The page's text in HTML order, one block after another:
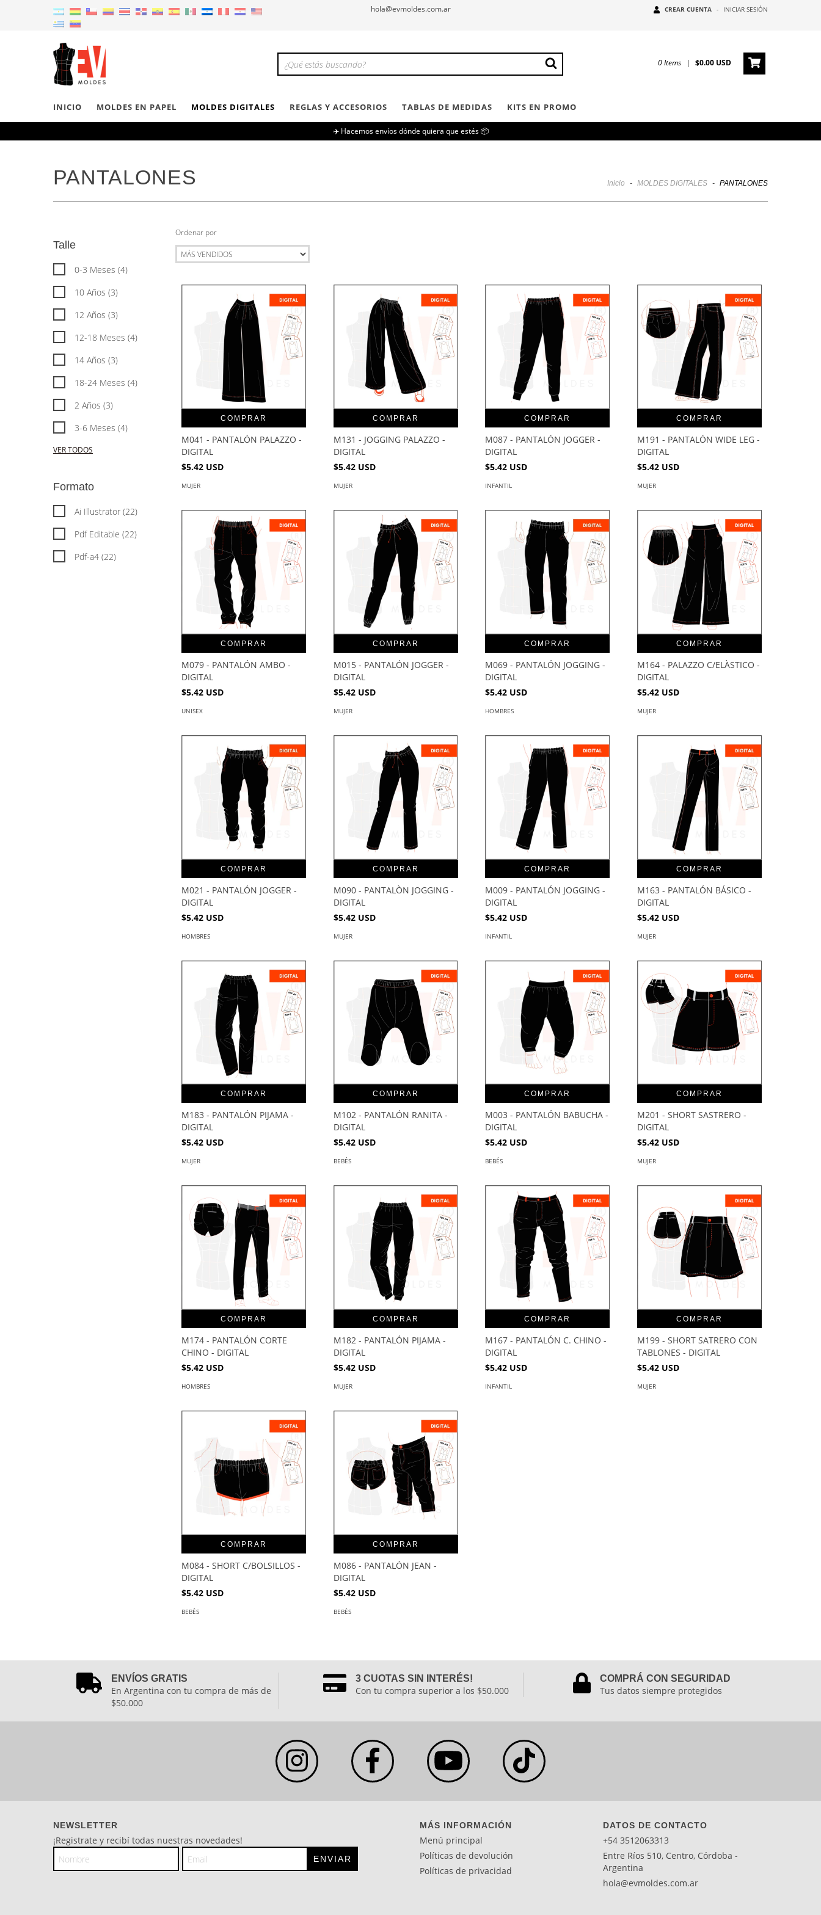
hola@evmoldes.com.ar CREAR CUENTA - INICIAR SESIÓN
0Items | $0.00 USD
INICIO MOLDES EN PAPEL MOLDES DIGITALES REGLAS Y ACCESORIOS TABLAS DE MEDIDAS KITS EN PROMO
✈️ Hacemos envíos dónde quiera que estés 📦
PANTALONES Inicio - MOLDES DIGITALES - PANTALONES
Talle
0-3 Meses (4)
10 Años (3)
12 Años (3)
12-18 Meses (4)
14 Años (3)
18-24 Meses (4)
2 Años (3)
3-6 Meses (4)
VER TODOS
Formato
Ai Illustrator (22)
Pdf Editable (22)
Pdf-a4 (22)
Ordenar por
COMPRAR
M041 - PANTALÓN PALAZZO -
DIGITAL
$5.42 USD
MUJER
COMPRAR
M131 - JOGGING PALAZZO -
DIGITAL
$5.42 USD
MUJER
COMPRAR
M087 - PANTALÓN JOGGER -
DIGITAL
$5.42 USD
INFANTIL
COMPRAR
M191 - PANTALÓN WIDE LEG -
DIGITAL
$5.42 USD
MUJER
COMPRAR
M079 - PANTALÓN AMBO -
DIGITAL
$5.42 USD
UNISEX
COMPRAR
M015 - PANTALÓN JOGGER -
DIGITAL
$5.42 USD
MUJER
COMPRAR
M069 - PANTALÓN JOGGING -
DIGITAL
$5.42 USD
HOMBRES
COMPRAR
M164 - PALAZZO C/ELÀSTICO -
DIGITAL
$5.42 USD
MUJER
COMPRAR
M021 - PANTALÓN JOGGER -
DIGITAL
$5.42 USD
HOMBRES
COMPRAR
M090 - PANTALÒN JOGGING -
DIGITAL
$5.42 USD
MUJER
COMPRAR
M009 - PANTALÓN JOGGING -
DIGITAL
$5.42 USD
INFANTIL
COMPRAR
M163 - PANTALÓN BÁSICO -
DIGITAL
$5.42 USD
MUJER
COMPRAR
M183 - PANTALÓN PIJAMA -
DIGITAL
$5.42 USD
MUJER
COMPRAR
M102 - PANTALÓN RANITA -
DIGITAL
$5.42 USD
BEBÉS
COMPRAR
M003 - PANTALÓN BABUCHA -
DIGITAL
$5.42 USD
BEBÉS
COMPRAR
M201 - SHORT SASTRERO -
DIGITAL
$5.42 USD
MUJER
COMPRAR
M174 - PANTALÓN CORTE
CHINO - DIGITAL
$5.42 USD
HOMBRES
COMPRAR
M182 - PANTALÓN PIJAMA -
DIGITAL
$5.42 USD
MUJER
COMPRAR
M167 - PANTALÓN C. CHINO -
DIGITAL
$5.42 USD
INFANTIL
COMPRAR
M199 - SHORT SATRERO CON
TABLONES - DIGITAL
$5.42 USD
MUJER
COMPRAR
M084 - SHORT C/BOLSILLOS -
DIGITAL
$5.42 USD
BEBÉS
COMPRAR
M086 - PANTALÓN JEAN -
DIGITAL
$5.42 USD
BEBÉS
ENVÍOS GRATIS
En Argentina con tu compra de más de
$50.000
3 CUOTAS SIN INTERÉS!
Con tu compra superior a los $50.000
COMPRÁ CON SEGURIDAD
Tus datos siempre protegidos
NEWSLETTER
¡Registrate y recibí todas nuestras novedades!
MÁS INFORMACIÓN
Menú principal
Políticas de devolución
Políticas de privacidad
DATOS DE CONTACTO
+54 3512063313
Entre Ríos 510, Centro, Córdoba -
Argentina
hola@evmoldes.com.ar